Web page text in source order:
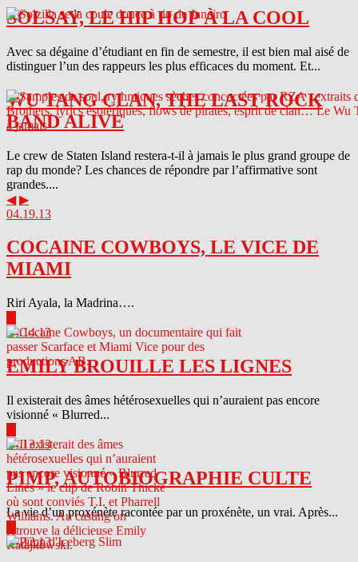
SOLSAY, LE HIP HOP À LA COOL
Avec sa dégaine d’étudiant en fin de semestre, il est bien mal aisé de
distinguer l’un des rappeurs les plus efficaces du moment. Et...
WU TANG CLAN, THE LAST ROCK
BAND ALIVE
Le crew de Staten Island restera-t-il à jamais le plus grand groupe de
rap du monde? Les chances de répondre par l’affirmative sont
grandes....
◀ ▶
04.19.13
COCAINE COWBOYS, LE VICE DE
MIAMI
Riri Ayala, la Madrina….
04.14.13
EMILY BROUILLE LES LIGNES
Il existerait des âmes hétérosexuelles qui n’auraient pas encore
visionné « Blurred...
04.13.13
PIMP, AUTOBIOGRAPHIE CULTE
La vie d’un proxénète racontée par un proxénète, un vrai. Après...
04.12.13